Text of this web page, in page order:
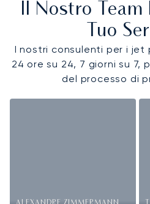
Il Nostro
Tuo
I nostri consulenti per i jet
24 ore su 24, 7 giorni su 7,
del processo di